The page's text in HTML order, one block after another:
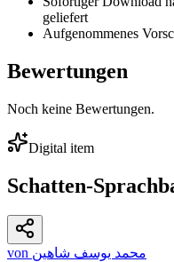
geliefert
Aufgenommenes
Bewertungen
Noch keine Bewertungen.
Digital item
Schatten-
von محمد يوسف شاهين